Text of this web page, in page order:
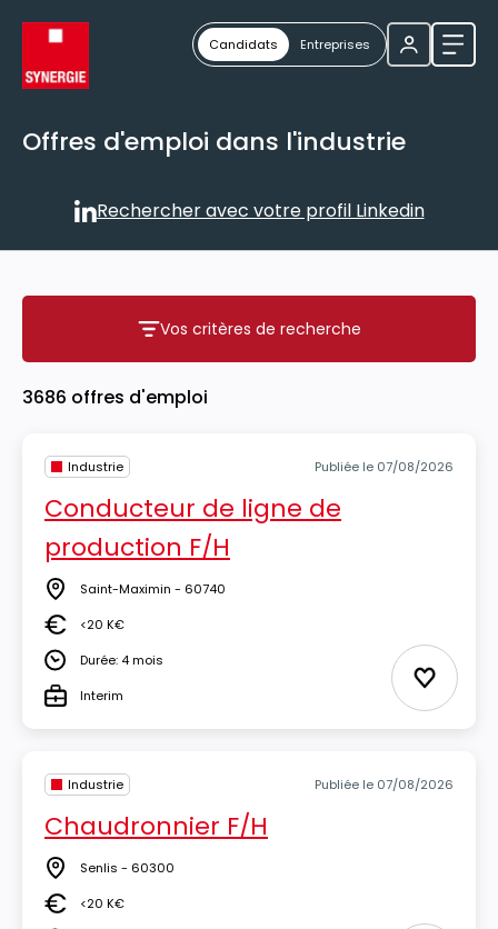
Candidats Entreprises
Offres d'emploi dans l'industrie
Rechercher avec votre
Rechercher avec votre profil Linkedin
Vos critères de recherche
Vos critères de recherche
3686 offres d'emploi
Industrie Publiée le 07/08/2026
Conducteur de ligne de
production F/H
Lieu Saint-Maximin - 60740
Salaire<20 K€
DuréeDurée: 4 mois
TypeInterim Ajouter
Industrie Publiée le 07/08/2026
Chaudronnier F/H
Lieu Senlis - 60300
Salaire<20 K€